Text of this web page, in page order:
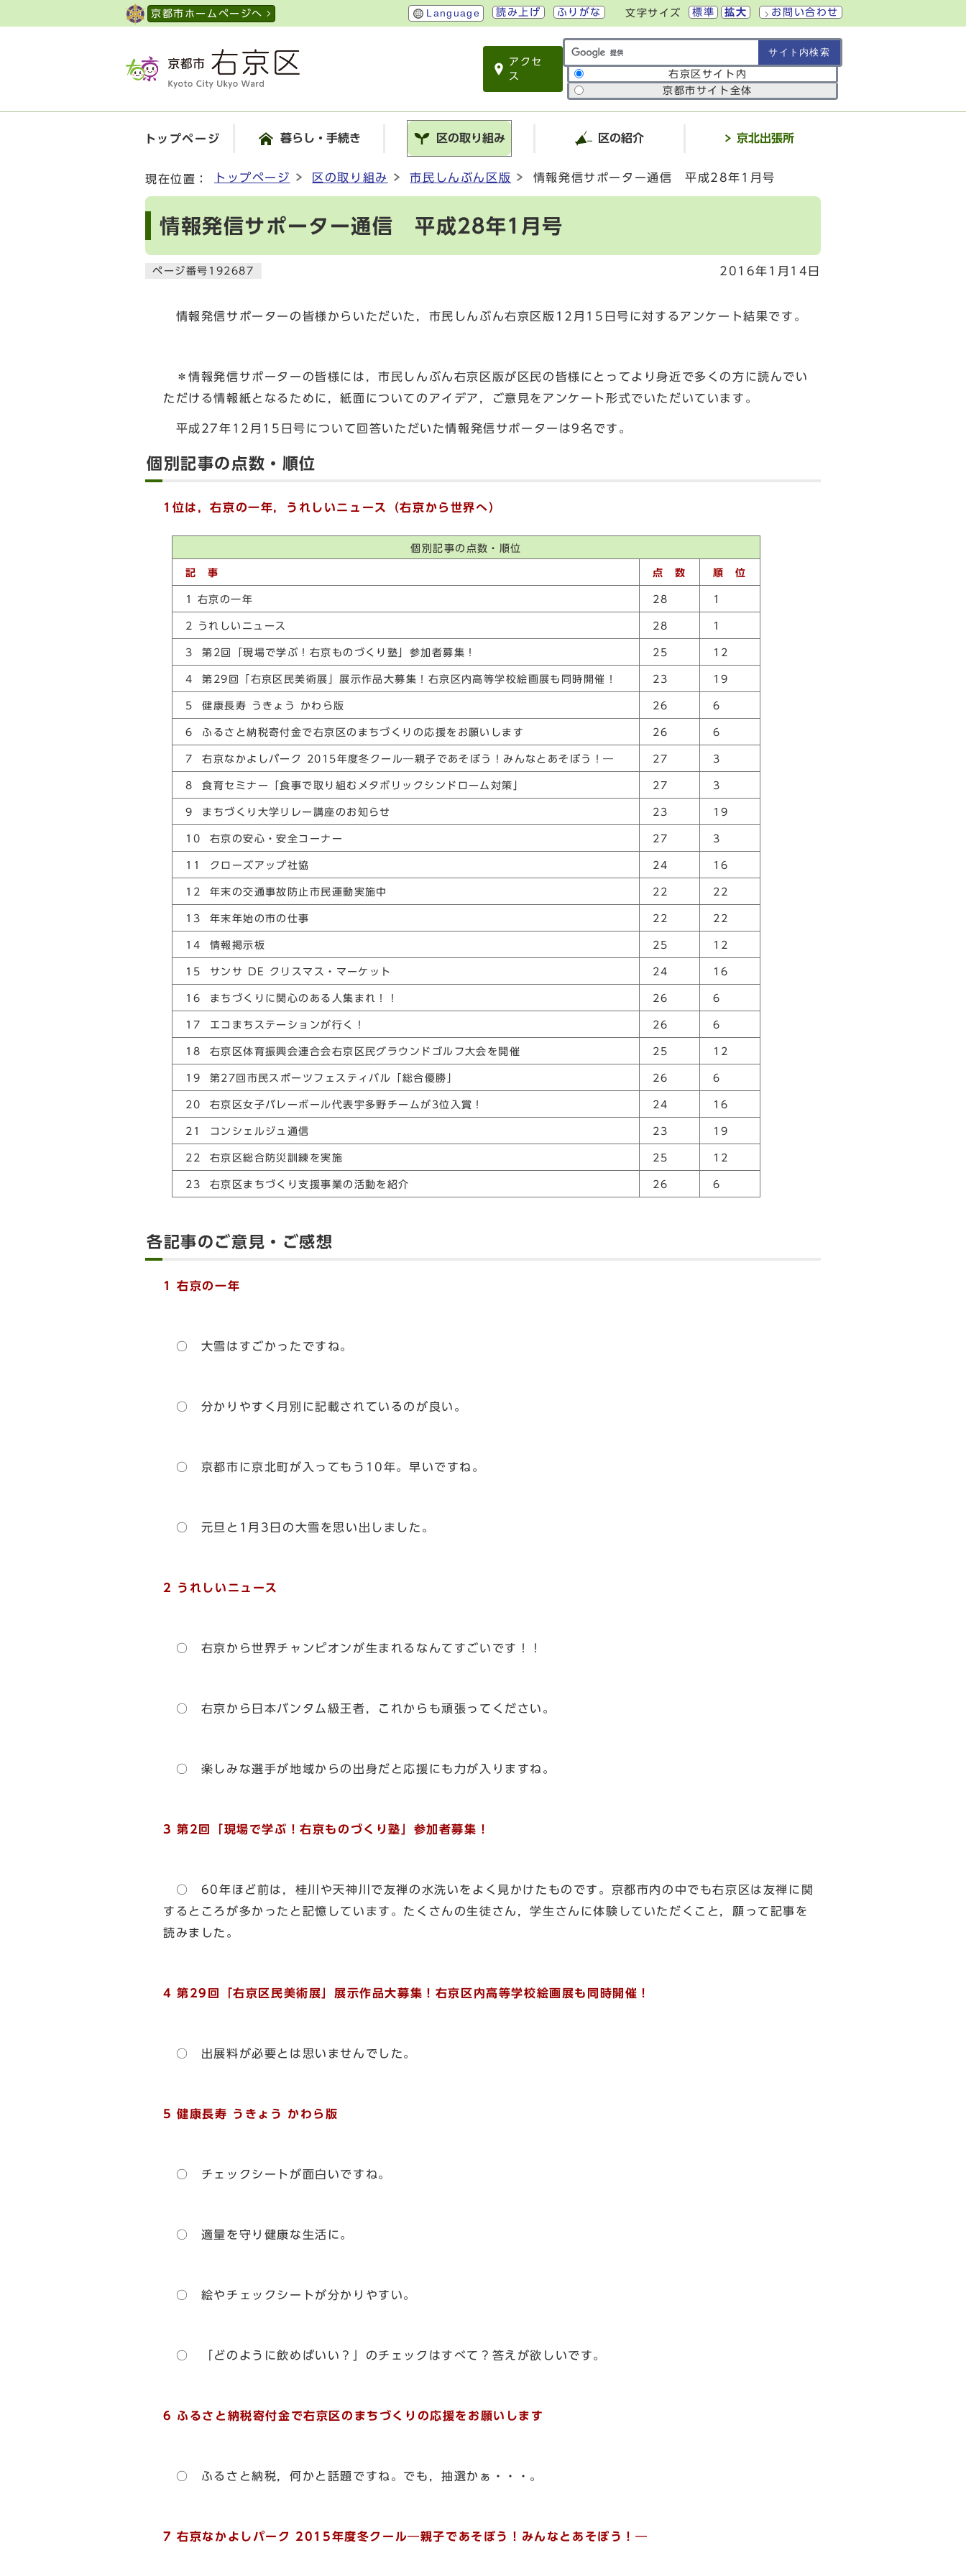
京都市ホームページへ Language 読み上げ ふりがな 文字サイズ 標準 拡大 お問い合わせ
アクセ
ス
サイト内検索の範囲 右京区サイト内
京都市サイト全体
トップページ 暮らし・手続き 区の取り組み 区の紹介 京北出張所
現在位置： トップページ 区の取り組み 市民しんぶん区版 情報発信サポーター通信 平成28年1月号
情報発信サポーター通信 平成28年1月号
ページ番号192687 2016年1月14日
情報発信サポーターの皆様からいただいた，市民しんぶん右京区版12月15日号に対するアンケート結果です。
＊情報発信サポーターの皆様には，市民しんぶん右京区版が区民の皆様にとってより身近で多くの方に読んでい
ただける情報紙となるために，紙面についてのアイデア，ご意見をアンケート形式でいただいています。
平成27年12月15日号について回答いただいた情報発信サポーターは9名です。
個別記事の点数・順位
1位は，右京の一年，うれしいニュース（右京から世界へ）
個別記事の点数・順位
記 事 点 数 順 位
1 右京の一年 28 1
2 うれしいニュース 28 1
3 第2回「現場で学ぶ！右京ものづくり塾」参加者募集！ 25 12
4 第29回「右京区民美術展」展示作品大募集！右京区内高等学校絵画展も同時開催！ 23 19
5 健康長寿 うきょう かわら版 26 6
6 ふるさと納税寄付金で右京区のまちづくりの応援をお願いします 26 6
7 右京なかよしパーク 2015年度冬クール―親子であそぼう！みんなとあそぼう！― 27 3
8 食育セミナー「食事で取り組むメタボリックシンドローム対策」 27 3
9 まちづくり大学リレー講座のお知らせ 23 19
10 右京の安心・安全コーナー 27 3
11 クローズアップ社協 24 16
12 年末の交通事故防止市民運動実施中 22 22
13 年末年始の市の仕事 22 22
14 情報掲示板 25 12
15 サンサ DE クリスマス・マーケット 24 16
16 まちづくりに関心のある人集まれ！！ 26 6
17 エコまちステーションが行く！ 26 6
18 右京区体育振興会連合会右京区民グラウンドゴルフ大会を開催 25 12
19 第27回市民スポーツフェスティバル「総合優勝」 26 6
20 右京区女子バレーボール代表宇多野チームが3位入賞！ 24 16
21 コンシェルジュ通信 23 19
22 右京区総合防災訓練を実施 25 12
23 右京区まちづくり支援事業の活動を紹介 26 6
各記事のご意見・ご感想
1 右京の一年
○ 大雪はすごかったですね。
○ 分かりやすく月別に記載されているのが良い。
○ 京都市に京北町が入ってもう10年。早いですね。
○ 元旦と1月3日の大雪を思い出しました。
2 うれしいニュース
○ 右京から世界チャンピオンが生まれるなんてすごいです！！
○ 右京から日本バンタム級王者，これからも頑張ってください。
○ 楽しみな選手が地域からの出身だと応援にも力が入りますね。
3 第2回「現場で学ぶ！右京ものづくり塾」参加者募集！
○ 60年ほど前は，桂川や天神川で友禅の水洗いをよく見かけたものです。京都市内の中でも右京区は友禅に関
するところが多かったと記憶しています。たくさんの生徒さん，学生さんに体験していただくこと，願って記事を
読みました。
4 第29回「右京区民美術展」展示作品大募集！右京区内高等学校絵画展も同時開催！
○ 出展料が必要とは思いませんでした。
5 健康長寿 うきょう かわら版
○ チェックシートが面白いですね。
○ 適量を守り健康な生活に。
○ 絵やチェックシートが分かりやすい。
○ 「どのように飲めばいい？」のチェックはすべて？答えが欲しいです。
6 ふるさと納税寄付金で右京区のまちづくりの応援をお願いします
○ ふるさと納税，何かと話題ですね。でも，抽選かぁ・・・。
7 右京なかよしパーク 2015年度冬クール―親子であそぼう！みんなとあそぼう！―